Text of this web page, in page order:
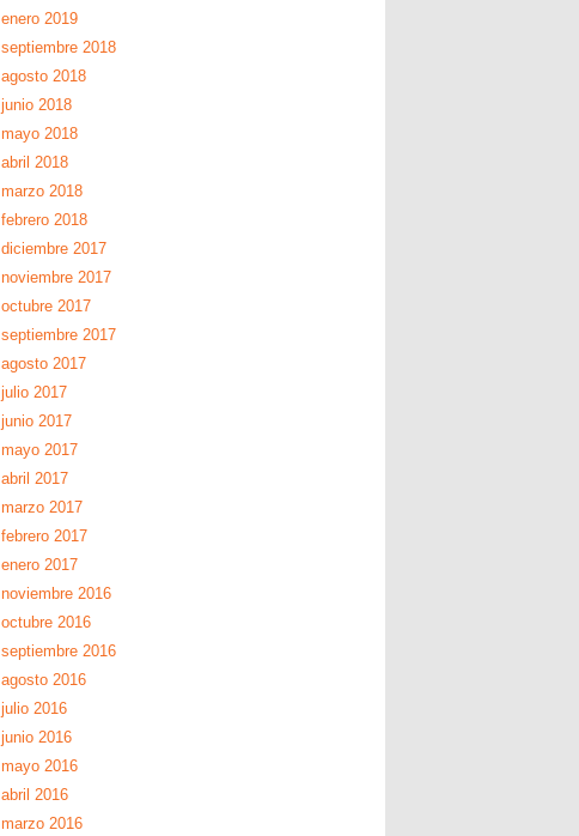
enero 2019
septiembre 2018
agosto 2018
junio 2018
mayo 2018
abril 2018
marzo 2018
febrero 2018
diciembre 2017
noviembre 2017
octubre 2017
septiembre 2017
agosto 2017
julio 2017
junio 2017
mayo 2017
abril 2017
marzo 2017
febrero 2017
enero 2017
noviembre 2016
octubre 2016
septiembre 2016
agosto 2016
julio 2016
junio 2016
mayo 2016
abril 2016
marzo 2016